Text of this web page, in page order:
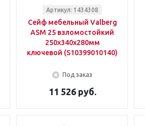
Артикул: 1434308
Сейф мебельный Valberg
ASM 25 взломостойкий
250x340x280мм
ключевой (S10399010140)
Под заказ
11 526 руб.